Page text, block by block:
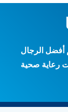
أفضل الرجال
رعاية صحية